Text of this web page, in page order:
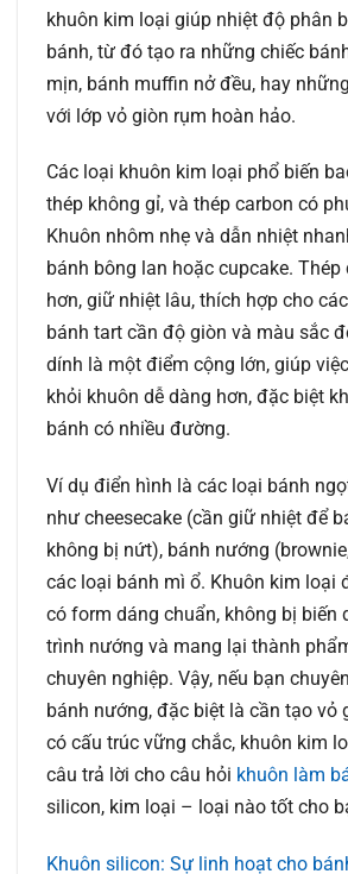
khuôn kim loại giúp nhiệt độ phân
bánh, từ đó tạo ra những chiếc
mịn, bánh muffin nở đều, hay
với lớp vỏ giòn rụm hoàn hảo.
Các loại khuôn kim loại phổ biến
thép không gỉ, và thép carbon có
Khuôn nhôm nhẹ và dẫn nhiệt
bánh bông lan hoặc cupcake. Thép
hơn, giữ nhiệt lâu, thích hợp cho
bánh tart cần độ giòn và màu sắc
dính là một điểm cộng lớn, giúp
khỏi khuôn dễ dàng hơn, đặc biệt
bánh có nhiều đường.
Ví dụ điển hình là các loại bánh
như cheesecake (cần giữ nhiệt để
không bị nứt), bánh nướng
các loại bánh mì ổ. Khuôn kim loại
có form dáng chuẩn, không bị biến
trình nướng và mang lại thành
chuyên nghiệp. Vậy, nếu bạn
bánh nướng, đặc biệt là cần tạo vỏ
có cấu trúc vững chắc, khuôn kim
câu trả lời cho câu hỏi khuôn làm
silicon, kim loại – loại nào tốt cho
Khuôn silicon: Sự linh hoạt cho